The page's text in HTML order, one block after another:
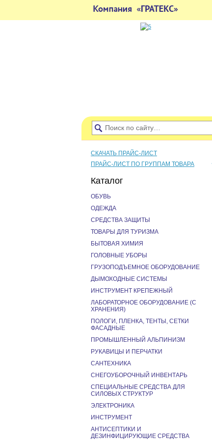
СКАЧАТЬ ПРАЙС-ЛИСТ
ПРАЙС-ЛИСТ ПО ГРУППАМ ТОВАРА
Каталог
ОБУВЬ
ОДЕЖДА
СРЕДСТВА ЗАЩИТЫ
ТОВАРЫ ДЛЯ ТУРИЗМА
БЫТОВАЯ ХИМИЯ
ГОЛОВНЫЕ УБОРЫ
ГРУЗОПОДЪЕМНОЕ ОБОРУДОВАНИЕ
ДЫМОХОДНЫЕ СИСТЕМЫ
ИНСТРУМЕНТ КРЕПЕЖНЫЙ
ЛАБОРАТОРНОЕ ОБОРУДОВАНИЕ (С
ХРАНЕНИЯ)
ПОЛОГИ, ПЛЕНКА, ТЕНТЫ, СЕТКИ
ФАСАДНЫЕ
ПРОМЫШЛЕННЫЙ АЛЬПИНИЗМ
РУКАВИЦЫ И ПЕРЧАТКИ
САНТЕХНИКА
СНЕГОУБОРОЧНЫЙ ИНВЕНТАРЬ
СПЕЦИАЛЬНЫЕ СРЕДСТВА ДЛЯ
СИЛОВЫХ СТРУКТУР
ЭЛЕКТРОНИКА
ИНСТРУМЕНТ
АНТИСЕПТИКИ И
ДЕЗИНФИЦИРУЮЩИЕ СРЕДСТВА